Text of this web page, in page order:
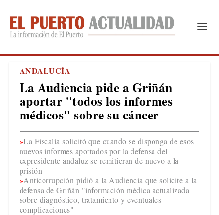
ANDALUCÍA
La Audiencia pide a Griñán
aportar "todos los informes
médicos" sobre su cáncer
La Fiscalía solicitó que cuando se disponga de esos
nuevos informes aportados por la defensa del
expresidente andaluz se remitieran de nuevo a la
prisión
Anticorrupción pidió a la Audiencia que solicite a la
defensa de Griñán "información médica actualizada
sobre diagnóstico, tratamiento y eventuales
complicaciones"